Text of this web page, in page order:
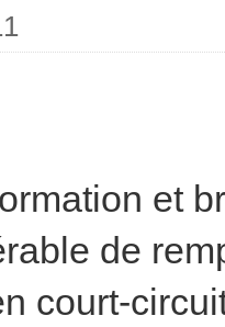
et
de
court-